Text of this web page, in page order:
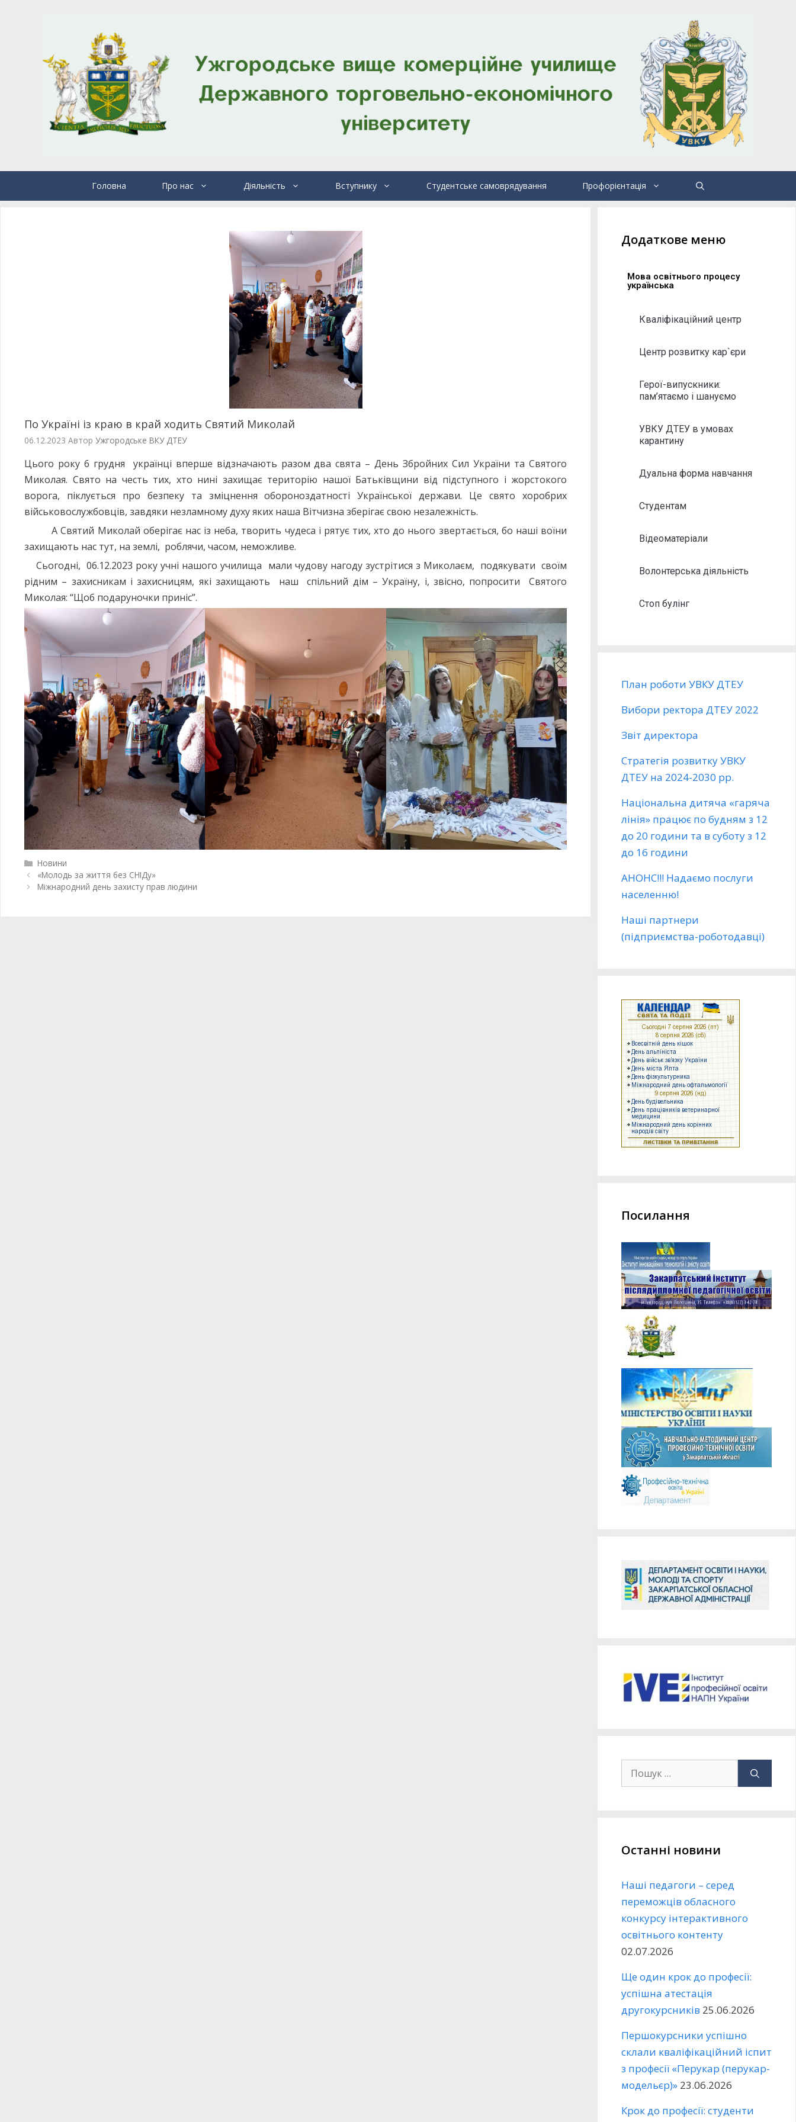
Головна Про нас Діяльність Вступнику Студентське самоврядування Профорієнтація
По Україні із краю в край ходить Святий Миколай
06.12.2023 Автор Ужгородське ВКУ ДТЕУ
Цього року 6 грудня українці вперше відзначають разом два свята – День Збройних Сил України та Святого
Миколая. Свято на честь тих, хто нині захищає територію нашої Батьківщини від підступного і жорстокого
ворога, піклується про безпеку та зміцнення обороноздатності Української держави. Це свято хоробрих
військовослужбовців, завдяки незламному духу яких наша Вітчизна зберігає свою незалежність.
А Святий Миколай оберігає нас із неба, творить чудеса і рятує тих, хто до нього звертається, бо наші воїни
захищають нас тут, на землі, роблячи, часом, неможливе.
Сьогодні, 06.12.2023 року учні нашого училища мали чудову нагоду зустрітися з Миколаєм, подякувати своїм
рідним – захисникам і захисницям, які захищають наш спільний дім – Україну, і, звісно, попросити Святого
Миколая: “Щоб подаруночки приніс”.
Новини
«Молодь за життя без СНІДу»
Міжнародний день захисту прав людини
Додаткове меню
Мова освітнього процесу
українська
Кваліфікаційний центр
Центр розвитку кар`єри
Герої-випускники:
пам’ятаємо і шануємо
УВКУ ДТЕУ в умовах
карантину
Дуальна форма навчання
Студентам
Відеоматеріали
Волонтерська діяльність
Стоп булінг
План роботи УВКУ ДТЕУ
Вибори ректора ДТЕУ 2022
Звіт директора
Стратегія розвитку УВКУ
ДТЕУ на 2024-2030 рр.
Національна дитяча «гаряча
лінія» працює по будням з 12
до 20 години та в суботу з 12
до 16 години
АНОНС!!! Надаємо послуги
населенню!
Наші партнери
(підприємства-роботодавці)
Посилання
Останні новини
Наші педагоги – серед
переможців обласного
конкурсу інтерактивного
освітнього контенту
02.07.2026
Ще один крок до професії:
успішна атестація
другокурсників 25.06.2026
Першокурсники успішно
склали кваліфікаційний іспит
з професії «Перукар (перукар-
модельєр)» 23.06.2026
Крок до професії: студенти